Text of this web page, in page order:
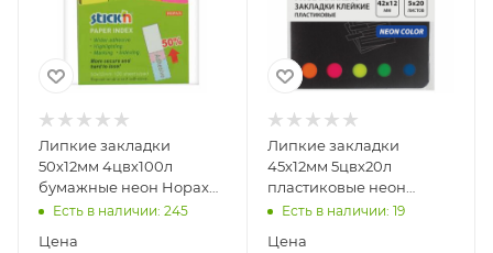
Липкие закладки
50х12мм 4цвх100л
бумажные неон Hopax
21613Есть в наличии: 245
Цена
Липкие закладки
45х12мм 5цвх20л
пластиковые неон
стрелки BRAUBERG
Есть в наличии: 19
Цена